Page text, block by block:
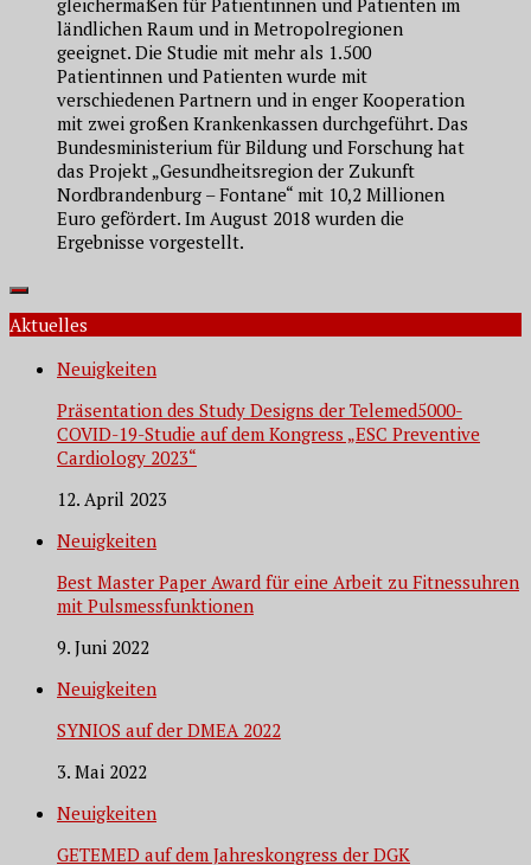
ländlichen Raum und in Metropolregionen
geeignet. Die Studie mit mehr als 1.500
Patientinnen und Patienten wurde mit
verschiedenen Partnern und in enger Kooperation
mit zwei großen Krankenkassen durchgeführt. Das
Bundesministerium für Bildung und Forschung hat
das Projekt „Gesundheitsregion der Zukunft
Nordbrandenburg – Fontane“ mit 10,2 Millionen
Euro gefördert. Im August 2018 wurden die
Ergebnisse vorgestellt.
Aktuelles
Neuigkeiten
Präsentation des Study Designs der Telemed5000-
COVID-19-Studie auf dem Kongress „ESC Preventive
Cardiology 2023“
12. April 2023
Neuigkeiten
Best Master Paper Award für eine Arbeit zu Fitnessuhren
mit Pulsmessfunktionen
9. Juni 2022
Neuigkeiten
SYNIOS auf der DMEA 2022
3. Mai 2022
Neuigkeiten
GETEMED auf dem Jahreskongress der DGK